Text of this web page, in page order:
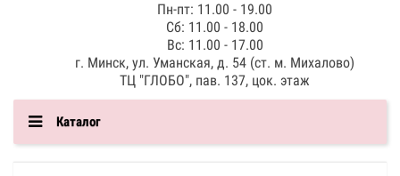
Пн-пт: 11.00 - 19.00
Сб: 11.00 - 18.00
Вс: 11.00 - 17.00
г. Минск, ул. Уманская, д. 54 (ст. м. Михалово)
ТЦ "ГЛОБО", пав. 137, цок. этаж
Каталог